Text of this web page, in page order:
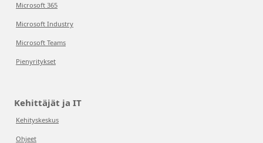
Microsoft 365
Microsoft Industry
Microsoft Teams
Pienyritykset
Kehittäjät ja IT
Kehityskeskus
Ohjeet